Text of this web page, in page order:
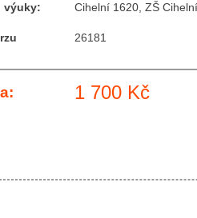
výuky: Cihelní 1620, ZŠ
26181
1 700 Kč